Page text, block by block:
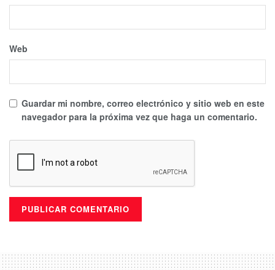
Web
Guardar mi nombre, correo electrónico y sitio web en este
navegador para la próxima vez que haga un comentario.